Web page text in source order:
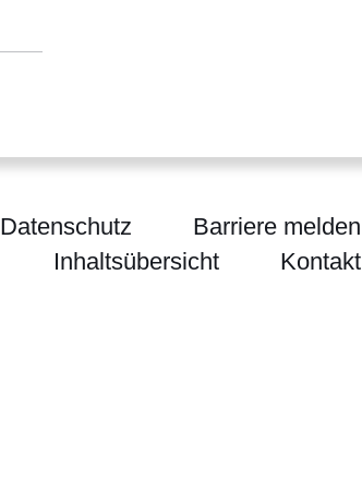
Datenschutz
Barriere melden
Inhaltsübersicht
Kontakt